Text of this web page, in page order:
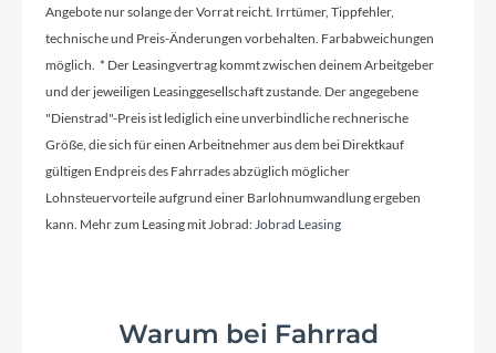
Bremshebel
Oryg Rotor
Sattel
Gabel
Angebote nur solange der Vorrat reicht. Irrtümer, Tippfehler,
technische und Preis-Änderungen vorbehalten. Farbabweichungen
möglich. * Der Leasingvertrag kommt zwischen deinem Arbeitgeber
und der jeweiligen Leasinggesellschaft zustande. Der angegebene
"Dienstrad"-Preis ist lediglich eine unverbindliche rechnerische
Größe, die sich für einen Arbeitnehmer aus dem bei Direktkauf
gültigen Endpreis des Fahrrades abzüglich möglicher
Lohnsteuervorteile aufgrund einer Barlohnumwandlung ergeben
kann. Mehr zum Leasing mit Jobrad:Jobrad Leasing
Warum bei Fahrrad